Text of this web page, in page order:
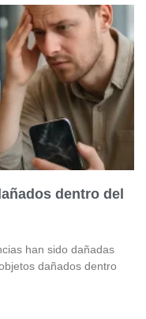
dentro del
han sido dañadas
dañados dentro